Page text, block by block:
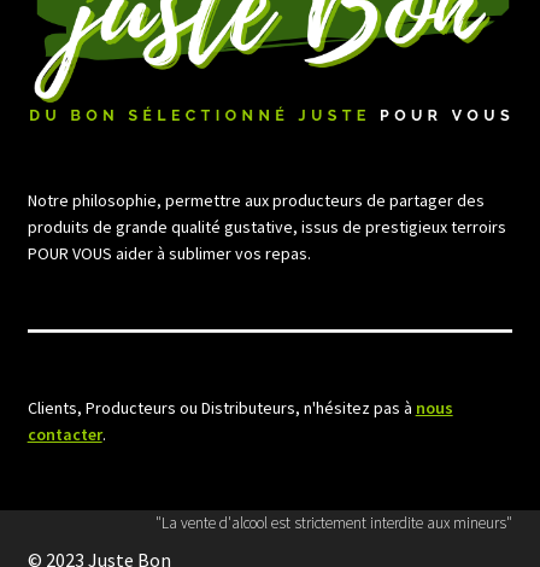
Notre philosophie, permettre aux producteurs de partager des
produits de grande qualité gustative, issus de prestigieux terroirs
POUR VOUS aider à sublimer vos repas.
Clients, Producteurs ou Distributeurs, n'hésitez pas à nous
contacter.
"La vente d'alcool est strictement interdite aux mineurs"
© 2023 Juste Bon